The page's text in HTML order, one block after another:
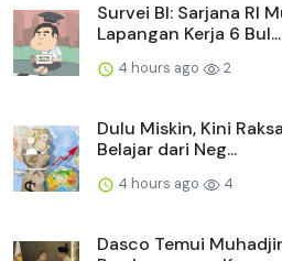
Survei BI: Sarjana RI
Lapangan Kerja 6 Bul...
4 hours ago 2
Dulu Miskin, Kini
Belajar dari Neg...
4 hours ago 4
Dasco Temui